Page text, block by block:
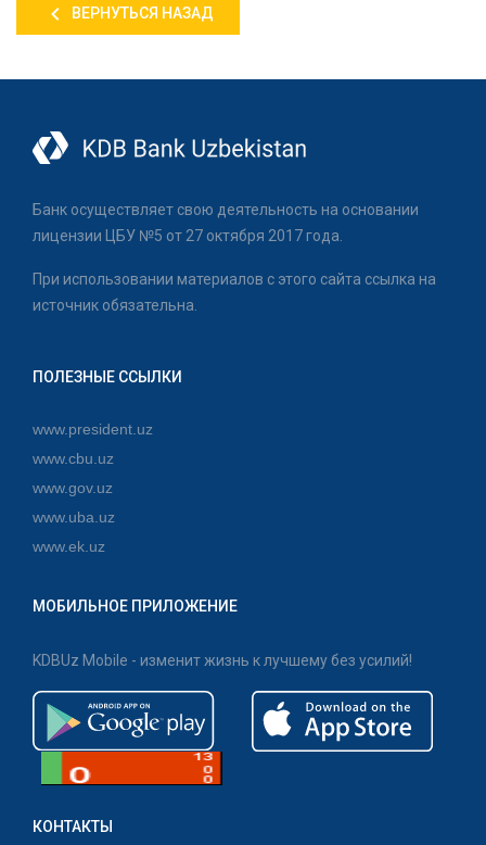
ВЕРНУТЬСЯ НАЗАД
Банк осуществляет свою деятельность на основании
лицензии ЦБУ №5 от 27 октября 2017 года.
При использовании материалов с этого сайта ссылка на
источник обязательна.
ПОЛЕЗНЫЕ ССЫЛКИ
www.president.uz
www.cbu.uz
www.gov.uz
www.uba.uz
www.ek.uz
МОБИЛЬНОЕ ПРИЛОЖЕНИЕ
KDBUz Mobile - изменит жизнь к лучшему без усилий!
КОНТАКТЫ